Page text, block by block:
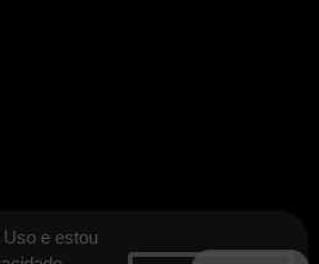
Uso e estou